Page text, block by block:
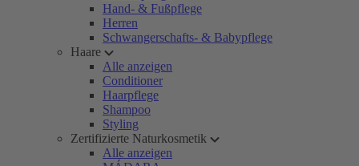
Hand- & Fußpflege
Herren
Schwangerschafts- & Babypflege
Haare
Alle anzeigen
Conditioner
Haarpflege
Shampoo
Styling
Zertifizierte Naturkosmetik
Alle anzeigen